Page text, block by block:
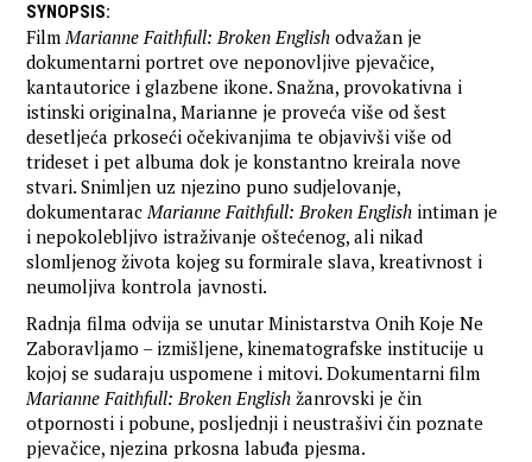
SYNOPSIS:
FilmMarianne Faithfull: Broken English odvažan je
dokumentarni portret ove neponovljive pjevačice,
kantautorice i glazbene ikone. Snažna, provokativna i
istinski originalna, Marianne je proveća više od šest
desetljeća prkoseći očekivanjima te objavivši više od
trideset i pet albuma dok je konstantno kreirala nove
stvari. Snimljen uz njezino puno sudjelovanje,
dokumentaracMarianne Faithfull: Broken English intiman je
i nepokolebljivo istraživanje oštećenog, ali nikad
slomljenog života kojeg su formirale slava, kreativnost i
neumoljiva kontrola javnosti.
Radnja filma odvija se unutar Ministarstva Onih Koje Ne
Zaboravljamo – izmišljene, kinematografske institucije u
kojoj se sudaraju uspomene i mitovi. Dokumentarni film
Marianne Faithfull: Broken English žanrovski je čin
otpornosti i pobune, posljednji i neustrašivi čin poznate
pjevačice, njezina prkosna labuđa pjesma.